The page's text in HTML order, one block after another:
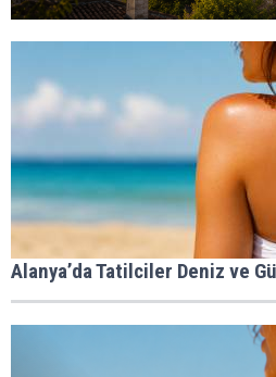
Alanya’da Tatilciler Deniz ve